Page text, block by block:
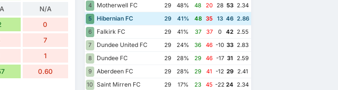
N/A
0
7
1
0.60
4
Motherwell FC 29 48% 48 20 28 53 2.34
5
Hibernian FC 29 41% 48 35 13 46 2.86
6
Falkirk FC 29 41% 37 37 0 42 2.55
7
Dundee United FC 29 24% 36 46 -10 33 2.83
8
Dundee FC 29 28% 29 46 -17 31
2.59
9
Aberdeen FC 29 28% 29 41 -12 29
2.41
10 Saint Mirren FC 29 17% 23 45 -22 24 2.34